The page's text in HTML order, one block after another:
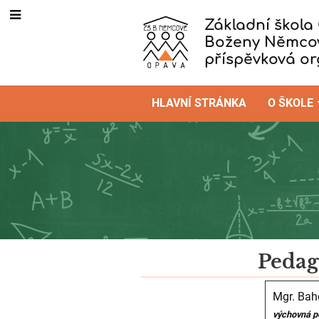
Základní škola
Boženy
příspěvková
HLAVNÍ STRÁNKA O ŠKOLE
Pedagogický
Mgr.
výchovná